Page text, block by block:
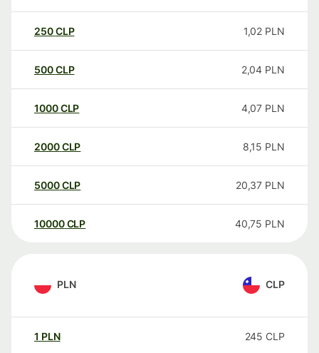
250CLP 1,02 PLN
500CLP 2,04 PLN
1000CLP 4,07 PLN
2000CLP 8,15 PLN
5000CLP 20,37 PLN
10000 CLP 40,75 PLN
PLN CLP
1 PLN 245 CLP